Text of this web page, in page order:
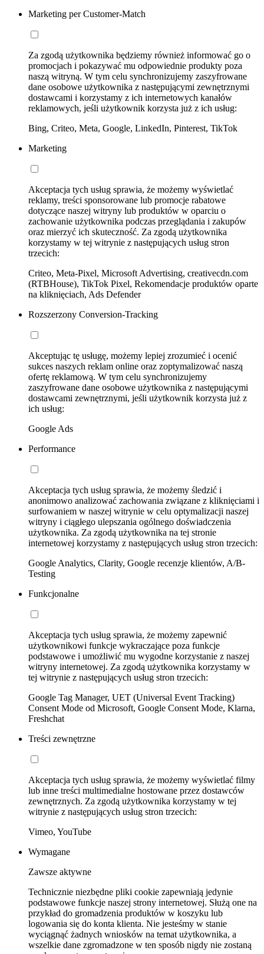
Marketing per Customer-Match
Za zgodą użytkownika będziemy również informować go o
promocjach i pokazywać mu odpowiednie produkty poza
naszą witryną. W tym celu synchronizujemy zaszyfrowane
dane osobowe użytkownika z następującymi zewnętrznymi
dostawcami i korzystamy z ich internetowych kanałów
reklamowych, jeśli użytkownik korzysta już z ich usług:
Bing, Criteo, Meta, Google, LinkedIn, Pinterest, TikTok
Marketing
Akceptacja tych usług sprawia, że możemy wyświetlać
reklamy, treści sponsorowane lub promocje rabatowe
dotyczące naszej witryny lub produktów w oparciu o
zachowanie użytkownika podczas przeglądania i zakupów
oraz mierzyć ich skuteczność. Za zgodą użytkownika
korzystamy w tej witrynie z następujących usług stron
trzecich:
Criteo, Meta-Pixel, Microsoft Advertising, creativecdn.com
(RTBHouse), TikTok Pixel, Rekomendacje produktów oparte
na kliknięciach, Ads Defender
Rozszerzony Conversion-Tracking
Akceptując tę usługę, możemy lepiej zrozumieć i ocenić
sukces naszych reklam online oraz zoptymalizować naszą
ofertę reklamową. W tym celu synchronizujemy
zaszyfrowane dane osobowe użytkownika z następującymi
dostawcami zewnętrznymi, jeśli użytkownik korzysta już z
ich usług:
Google Ads
Performance
Akceptacja tych usług sprawia, że możemy śledzić i
anonimowo analizować zachowania związane z kliknięciami i
surfowaniem w naszej witrynie w celu optymalizacji naszej
witryny i ciągłego ulepszania ogólnego doświadczenia
użytkownika. Za zgodą użytkownika na tej stronie
internetowej korzystamy z następujących usług stron trzecich:
Google Analytics, Clarity, Google recenzje klientów, A/B-
Testing
Funkcjonalne
Akceptacja tych usług sprawia, że możemy zapewnić
użytkownikowi funkcje wykraczające poza funkcje
podstawowe i umożliwić mu wygodne korzystanie z naszej
witryny internetowej. Za zgodą użytkownika korzystamy w
tej witrynie z następujących usług stron trzecich:
Google Tag Manager, UET (Universal Event Tracking)
Consent Mode od Microsoft, Google Consent Mode, Klarna,
Freshchat
Treści zewnętrzne
Akceptacja tych usług sprawia, że możemy wyświetlać filmy
lub inne treści multimedialne hostowane przez dostawców
zewnętrznych. Za zgodą użytkownika korzystamy w tej
witrynie z następujących usług stron trzecich:
Vimeo, YouTube
Wymagane
Zawsze aktywne
Technicznie niezbędne pliki cookie zapewniają jedynie
podstawowe funkcje naszej strony internetowej. Służą one na
przykład do gromadzenia produktów w koszyku lub
logowania się do konta klienta. Nie jesteśmy w stanie
wyciągnąć żadnych wniosków na temat użytkownika, a
wszelkie dane zgromadzone w ten sposób nigdy nie zostaną